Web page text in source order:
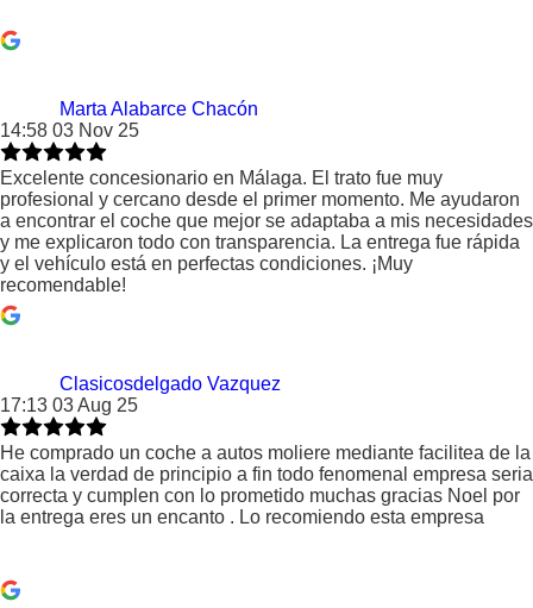
Marta Alabarce Chacón
14:58 03 Nov 25
Excelente concesionario en Málaga. El trato fue muy
profesional y cercano desde el primer momento. Me ayudaron
a encontrar el coche que mejor se adaptaba a mis necesidades
y me explicaron todo con transparencia. La entrega fue rápida
y el vehículo está en perfectas condiciones. ¡Muy
recomendable!
Clasicosdelgado Vazquez
17:13 03 Aug 25
He comprado un coche a autos moliere mediante facilitea de la
caixa la verdad de principio a fin todo fenomenal empresa seria
correcta y cumplen con lo prometido muchas gracias Noel por
la entrega eres un encanto . Lo recomiendo esta empresa